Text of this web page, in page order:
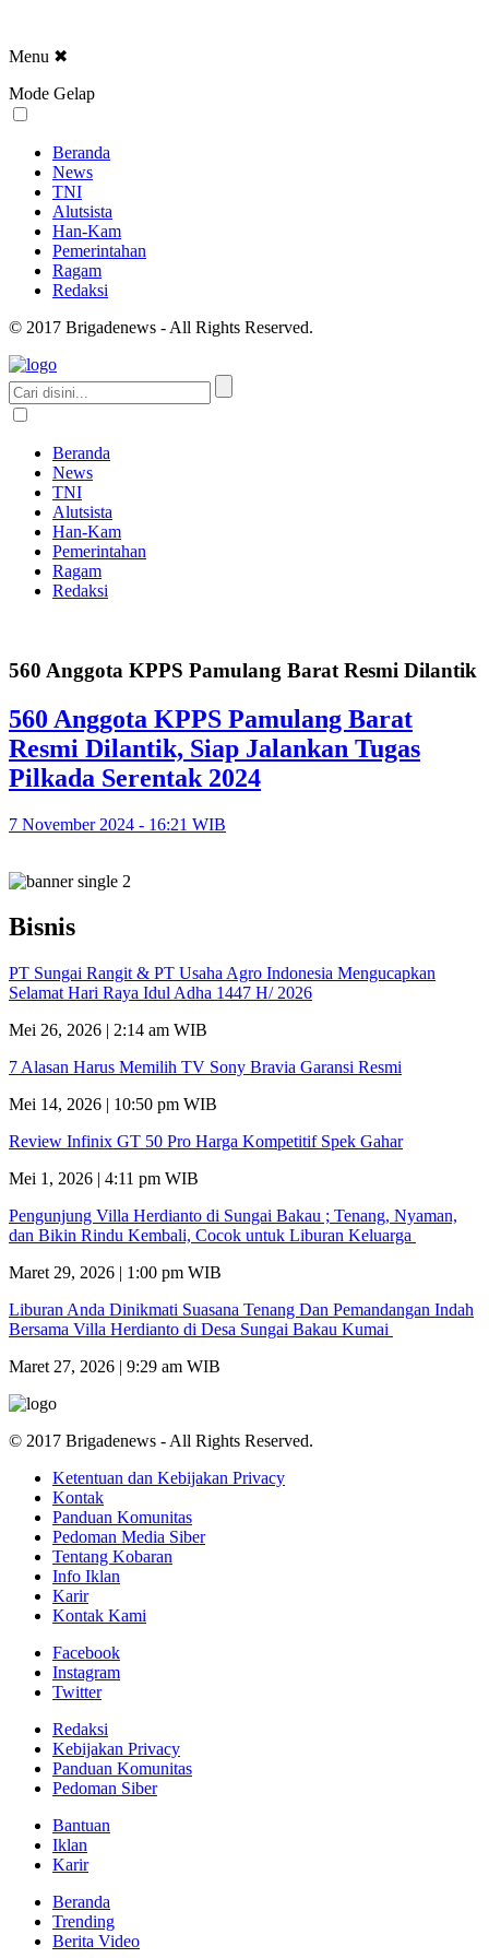
Menu ✖
Mode Gelap
Beranda
News
TNI
Alutsista
Han-Kam
Pemerintahan
Ragam
Redaksi
© 2017 Brigadenews - All Rights Reserved.
Beranda
News
TNI
Alutsista
Han-Kam
Pemerintahan
Ragam
Redaksi
560 Anggota KPPS Pamulang Barat Resmi Dilantik
560 Anggota KPPS Pamulang Barat
Resmi Dilantik, Siap Jalankan Tugas
Pilkada Serentak 2024
7 November 2024 - 16:21 WIB
Bisnis
PT Sungai Rangit & PT Usaha Agro Indonesia Mengucapkan
Selamat Hari Raya Idul Adha 1447 H/ 2026
Mei 26, 2026 | 2:14 am WIB
7 Alasan Harus Memilih TV Sony Bravia Garansi Resmi
Mei 14, 2026 | 10:50 pm WIB
Review Infinix GT 50 Pro Harga Kompetitif Spek Gahar
Mei 1, 2026 | 4:11 pm WIB
Pengunjung Villa Herdianto di Sungai Bakau ; Tenang, Nyaman,
dan Bikin Rindu Kembali, Cocok untuk Liburan Keluarga
Maret 29, 2026 | 1:00 pm WIB
Liburan Anda Dinikmati Suasana Tenang Dan Pemandangan Indah
Bersama Villa Herdianto di Desa Sungai Bakau Kumai
Maret 27, 2026 | 9:29 am WIB
© 2017 Brigadenews - All Rights Reserved.
Ketentuan dan Kebijakan Privacy
Kontak
Panduan Komunitas
Pedoman Media Siber
Tentang Kobaran
Info Iklan
Karir
Kontak Kami
Facebook
Instagram
Twitter
Redaksi
Kebijakan Privacy
Panduan Komunitas
Pedoman Siber
Bantuan
Iklan
Karir
Beranda
Trending
Berita Video